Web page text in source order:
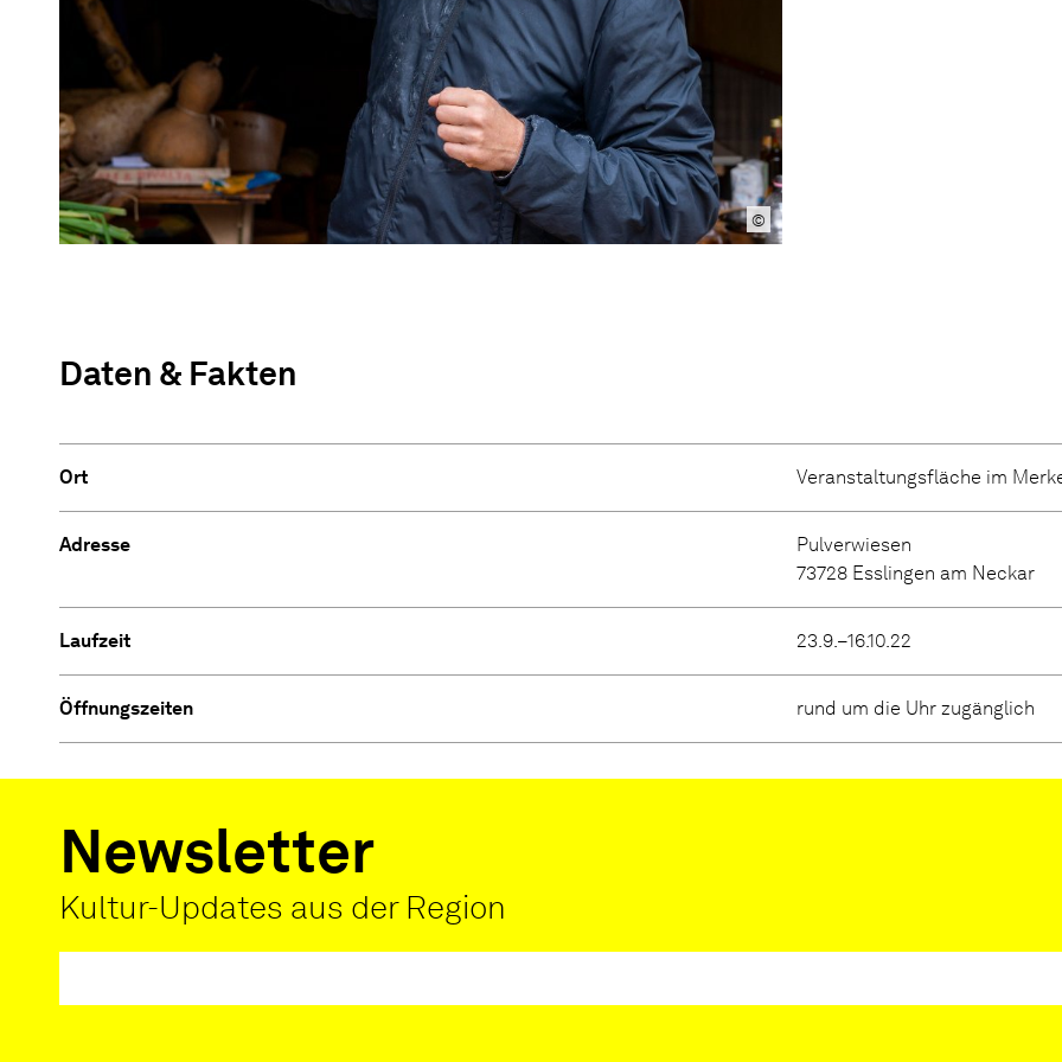
©
Daten & Fakten
Ort Veranstaltungsfläche im
Adresse
Pulverwiesen
73728 Esslingen am Neckar
Laufzeit 23.9.–16.10.22
Öffnungszeiten rund um die Uhr zugänglich
Newsletter
Kultur-Updates aus der Region